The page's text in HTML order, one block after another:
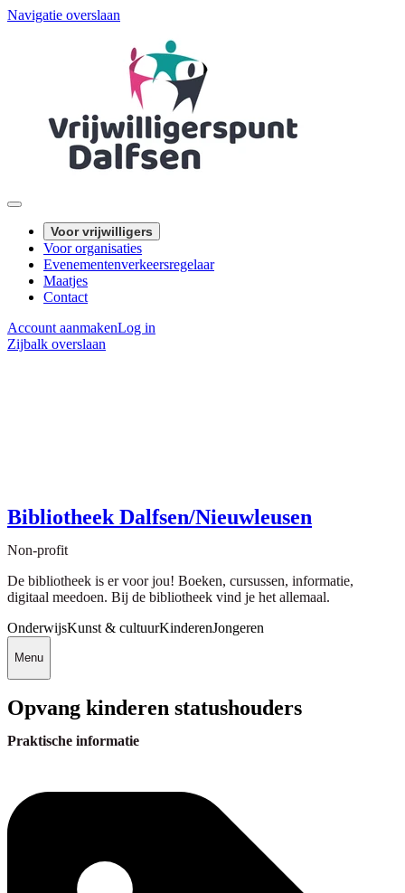
Navigatie overslaan
Voor vrijwilligers
Voor organisaties
Evenementenverkeersregelaar
Maatjes
Contact
Account aanmakenLog in
Zijbalk overslaan
Bibliotheek Dalfsen/Nieuwleusen
Non-profit
De bibliotheek is er voor jou! Boeken, cursussen, informatie,
digitaal meedoen. Bij de bibliotheek vind je het allemaal.
OnderwijsKunst & cultuurKinderenJongeren
Menu
Opvang kinderen statushouders
Praktische informatie